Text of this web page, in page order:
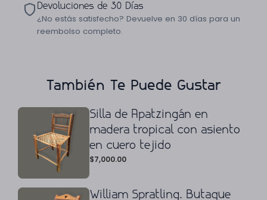
Devoluciones de 30 Días
¿No estás satisfecho? Devuelve en 30 días para un
reembolso completo.
También Te Puede Gustar
Silla de Apatzingán en
madera tropical con asiento
en cuero tejido
$7,000.00
William Spratling. Butaque